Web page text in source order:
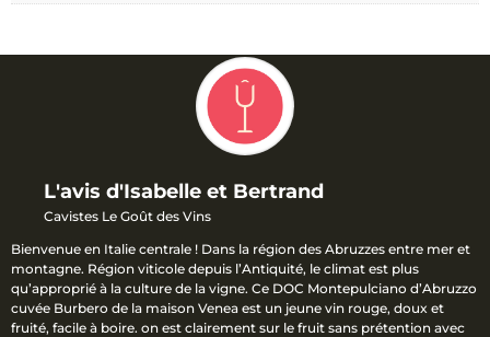
L'avis d'Isabelle et Bertrand
Cavistes Le Goût des Vins
Bienvenue en Italie centrale ! Dans la région des Abruzzes entre mer et
montagne. Région viticole depuis l’Antiquité, le climat est plus
qu’approprié à la culture de la vigne. Ce DOC Montepulciano d’Abruzzo
cuvée Burbero de la maison Venea est un jeune vin rouge, doux et
fruité, facile à boire. on est clairement sur le fruit sans prétention avec